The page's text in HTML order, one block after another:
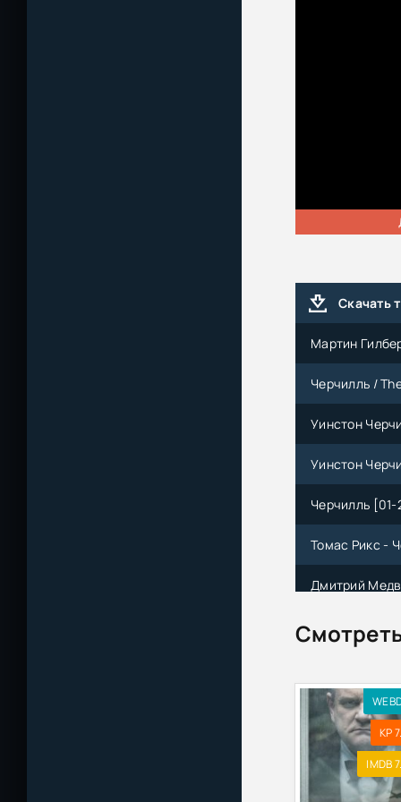
Скачать
Мартин
Черчилль /
Уинстон
Уинстон
Черчилль [01-
Томас Рикс -
Дмитрий
Покер-45.
Эйзенхауэра
Дмитрий
Дмитрий
KP
IMDB